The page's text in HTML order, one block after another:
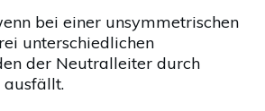
bei einer unsymmetrischen
unterschiedlichen
der Neutralleiter durch
ausfällt.